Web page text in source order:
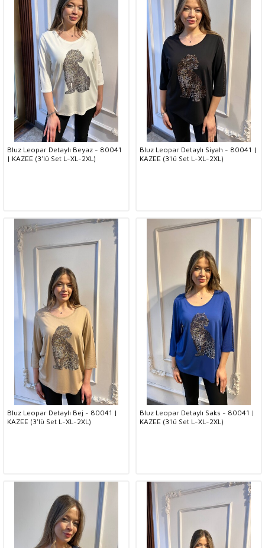
Bluz Leopar Detaylı Beyaz - 80041
| KAZEE (3'lü Set L-XL-2XL)
Bluz Leopar Detaylı Siyah - 80041 |
KAZEE (3'lü Set L-XL-2XL)
Bluz Leopar Detaylı Bej - 80041 |
KAZEE (3'lü Set L-XL-2XL)
Bluz Leopar Detaylı Saks - 80041 |
KAZEE (3'lü Set L-XL-2XL)